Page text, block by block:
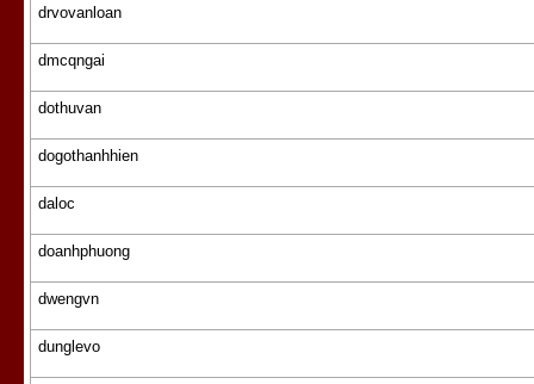
drvovanloan
dmcqngai
dothuvan
dogothanhhien
daloc
doanhphuong
dwengvn
dunglevo